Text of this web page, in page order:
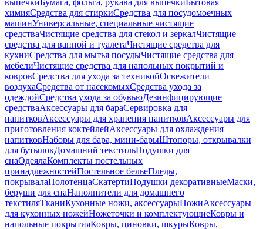
выпечкиБумага, фольга, рукава для выпечкиБытовая
химияСредства для стиркиСредства для посудомоечных
машинУниверсальные, специальные чистящие
средстваЧистящие средства для стекол и зеркалЧистящие
средства для ванной и туалетаЧистящие средства для
кухниСредства для мытья посудыЧистящие средства для
мебелиЧистящие средства для напольных покрытий и
ковровСредства для ухода за техникойОсвежители
воздухаСредства от насекомыхСредства ухода за
одеждойСредства ухода за обувьюДезинфицирующие
средстваАксессуары для бараСервировка для
напитковАксессуары для хранения напитковАксессуары для
приготовления коктейлейАксессуары для охлаждения
напитковНаборы для бара, мини-барыШтопоры, открывалки
для бутылокДомашний текстильПодушки для
снаОдеялаКомплекты постельных
принадлежностейПостельное бельеПледы,
покрывалаПолотенцаСкатертиПодушки декоративныеМаски,
беруши для снаНаполнители для домашнего
текстиляТканиКухонные ножи, аксессуарыНожиАксессуары
для кухонных ножейНожеточки и комплектующиеКовры и
напольные покрытияКовры, циновки, шкурыКовры,